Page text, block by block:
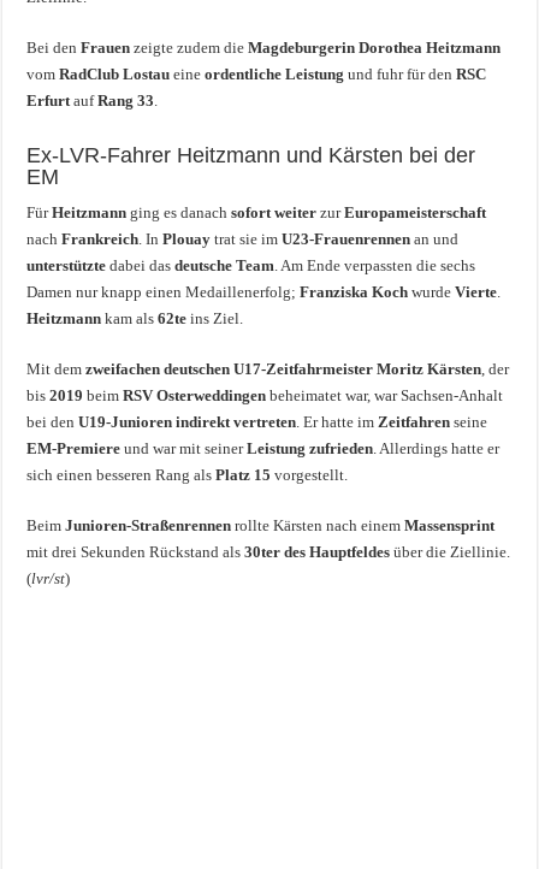
Bei denFrauen zeigte zudem dieMagdeburgerin Dorothea Heitzmann
vomRadClub Lostau eineordentliche Leistung und fuhr für denRSC
ErfurtaufRang 33.
Ex-LVR-Fahrer Heitzmann und Kärsten bei der
EM
FürHeitzmann ging es danachsofort weiter zurEuropameisterschaft
nachFrankreich. InPlouay trat sie imU23-Frauenrennen an und
unterstützte dabei dasdeutsche Team. Am Ende verpassten die sechs
Damen nur knapp einen Medaillenerfolg;Franziska Koch wurdeVierte.
Heitzmann kam als62te ins Ziel.
Mit demzweifachen deutschen U17-Zeitfahrmeister Moritz Kärsten, der
bis2019 beimRSV Osterweddingen beheimatet war, war Sachsen-Anhalt
bei denU19-Junioren indirekt vertreten. Er hatte imZeitfahren seine
EM-Premiere und war mit seinerLeistung zufrieden. Allerdings hatte er
sich einen besseren Rang alsPlatz 15 vorgestellt.
BeimJunioren-Straßenrennen rollte Kärsten nach einemMassensprint
mit drei Sekunden Rückstand als30ter des Hauptfeldes über die Ziellinie.
(lvr/st)